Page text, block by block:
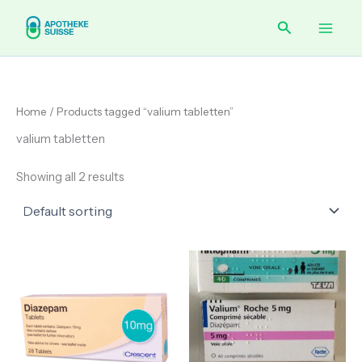
content
Search
Home / Products tagged “valium tabletten”
valium tabletten
Showing all 2 results
Price
range:
€ 120.00
through
€ 210.00